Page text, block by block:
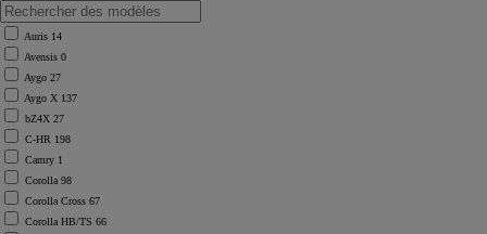
Auris 14
Avensis 0
Aygo 27
Aygo X 137
bZ4X 27
C-HR 198
Camry 1
Corolla 98
Corolla Cross 67
Corolla HB/TS 66